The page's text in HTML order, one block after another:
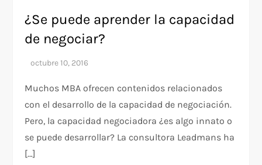
¿Se puede aprender la capacidad
de negociar?
Muchos MBA ofrecen contenidos relacionados
con el desarrollo de la capacidad de negociación.
Pero, la capacidad negociadora ¿es algo innato o
se puede desarrollar? La consultora Leadmans ha
[…]